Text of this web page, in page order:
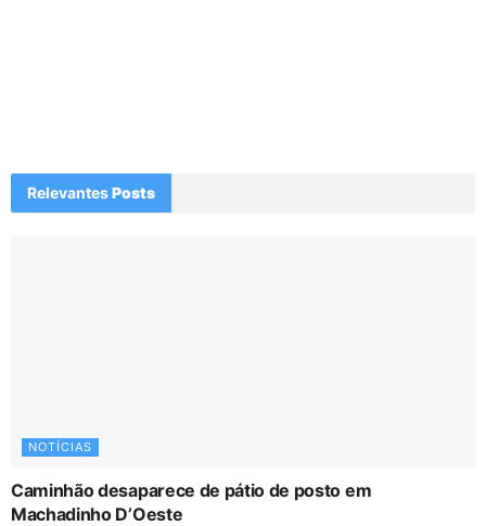
RelevantesPosts
NOTÍCIAS
Caminhão desaparece de pátio de posto em
Machadinho D’Oeste